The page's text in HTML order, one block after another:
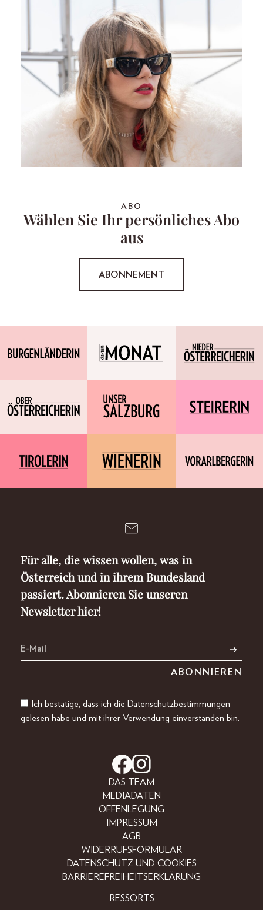
ABO
Wählen Sie Ihr persönliches Abo
aus
ABONNEMENT
Für alle, die wissen wollen, was in
Österreich und in ihrem Bundesland
passiert. Abonnieren Sie unseren
Newsletter hier!
Ich bestätige, dass ich die Datenschutzbestimmungen
gelesen habe und mit ihrer Verwendung einverstanden bin.
DAS TEAM
MEDIADATEN
OFFENLEGUNG
IMPRESSUM
AGB
WIDERRUFSFORMULAR
DATENSCHUTZ UND COOKIES
BARRIEREFREIHEITSERKLÄRUNG
RESSORTS